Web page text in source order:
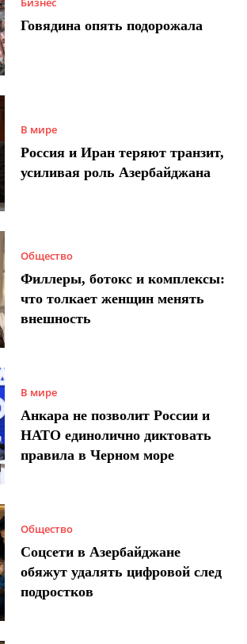
Говядина опять подорожала
В мире
Россия и Иран теряют транзит,
усиливая роль Азербайджана
Общество
Филлеры, ботокс и комплексы:
что толкает женщин менять
внешность
В мире
Анкара не позволит России и
НАТО единолично диктовать
правила в Черном море
Общество
Соцсети в Азербайджане
обяжут удалять цифровой след
подростков